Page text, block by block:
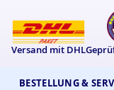
BESTELLUNG &
Versand mit DHL